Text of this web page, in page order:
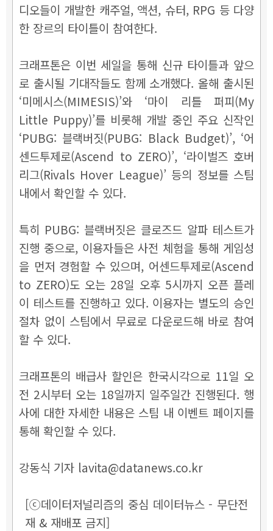
디오들이 개발한 캐주얼, 액션, 슈터, RPG 등 다양
한 장르의 타이틀이 참여한다.
크래프톤은 이번 세일을 통해 신규 타이틀과 앞으
로 출시될 기대작들도 함께 소개했다. 올해 출시된
‘미메시스(MIMESIS)’와 ‘마이 리틀 퍼피(My
Little Puppy)’를 비롯해 개발 중인 주요 신작인
‘PUBG: 블랙버짓(PUBG: Black Budget)’, ‘어
센드투제로(Ascend to ZERO)’, ‘라이벌즈 호버
리그(Rivals Hover League)’ 등의 정보를 스팀
내에서 확인할 수 있다.
특히 PUBG: 블랙버짓은 클로즈드 알파 테스트가
진행 중으로, 이용자들은 사전 체험을 통해 게임성
을 먼저 경험할 수 있으며, 어센드투제로(Ascend
to ZERO)도 오는 28일 오후 5시까지 오픈 플레
이 테스트를 진행하고 있다. 이용자는 별도의 승인
절차 없이 스팀에서 무료로 다운로드해 바로 참여
할 수 있다.
크래프톤의 배급사 할인은 한국시각으로 11일 오
전 2시부터 오는 18일까지 일주일간 진행된다. 행
사에 대한 자세한 내용은 스팀 내 이벤트 페이지를
통해 확인할 수 있다.
강동식 기자 lavita@datanews.co.kr
[ⓒ데이터저널리즘의 중심 데이터뉴스 - 무단전
재 & 재배포 금지]